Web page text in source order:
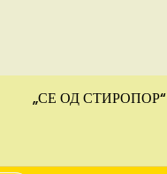
„СЕ ОД СТИРОПОР“